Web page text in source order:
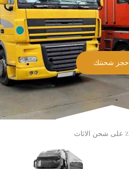
احجز شحنتك